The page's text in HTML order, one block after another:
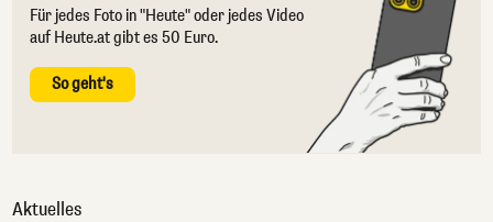
Für jedes Foto in "Heute" oder jedes Video
auf Heute.at gibt es 50 Euro.
So geht's
Aktuelles